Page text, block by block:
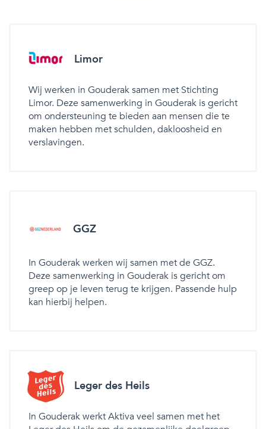
Limor
Wij werken in Gouderak samen met Stichting
Limor. Deze samenwerking in Gouderak is gericht
om ondersteuning te bieden aan mensen die te
maken hebben met schulden, dakloosheid en
verslavingen.
GGZ
In Gouderak werken wij samen met de GGZ.
Deze samenwerking in Gouderak is gericht om
greep op je leven terug te krijgen. Passende hulp
kan hierbij helpen.
Leger des Heils
In Gouderak werkt Aktiva veel samen met het